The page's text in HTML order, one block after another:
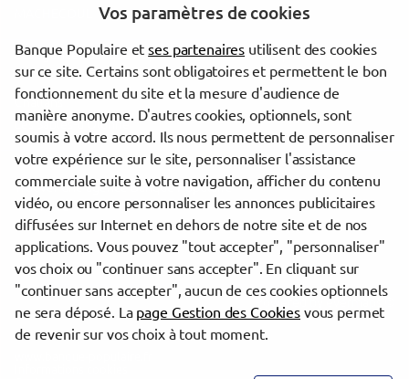
Les agences Banque Populaire dans les villes à proximité
Challans
Les Sables-d'Olonne
Trouver une agence Banque Populaire
Vendée
Saint-Jean-de-Monts
ST JEAN DE MONTS
evermaps ©
Vos paramètres de cookies
Banque Populaire etses partenaires utilisent des cookies
sur ce site. Certains sont obligatoires et permettent le bon
fonctionnement du site et la mesure d'audience de
manière anonyme. D'autres cookies, optionnels, sont
soumis à votre accord. Ils nous permettent de personnaliser
votre expérience sur le site, personnaliser l'assistance
commerciale suite à votre navigation, afficher du contenu
vidéo, ou encore personnaliser les annonces publicitaires
diffusées sur Internet en dehors de notre site et de nos
applications. Vous pouvez "tout accepter", "personnaliser"
vos choix ou "continuer sans accepter". En cliquant sur
"continuer sans accepter", aucun de ces cookies optionnels
ne sera déposé. La page Gestion des Cookiesvous permet
de revenir sur vos choix à tout moment.